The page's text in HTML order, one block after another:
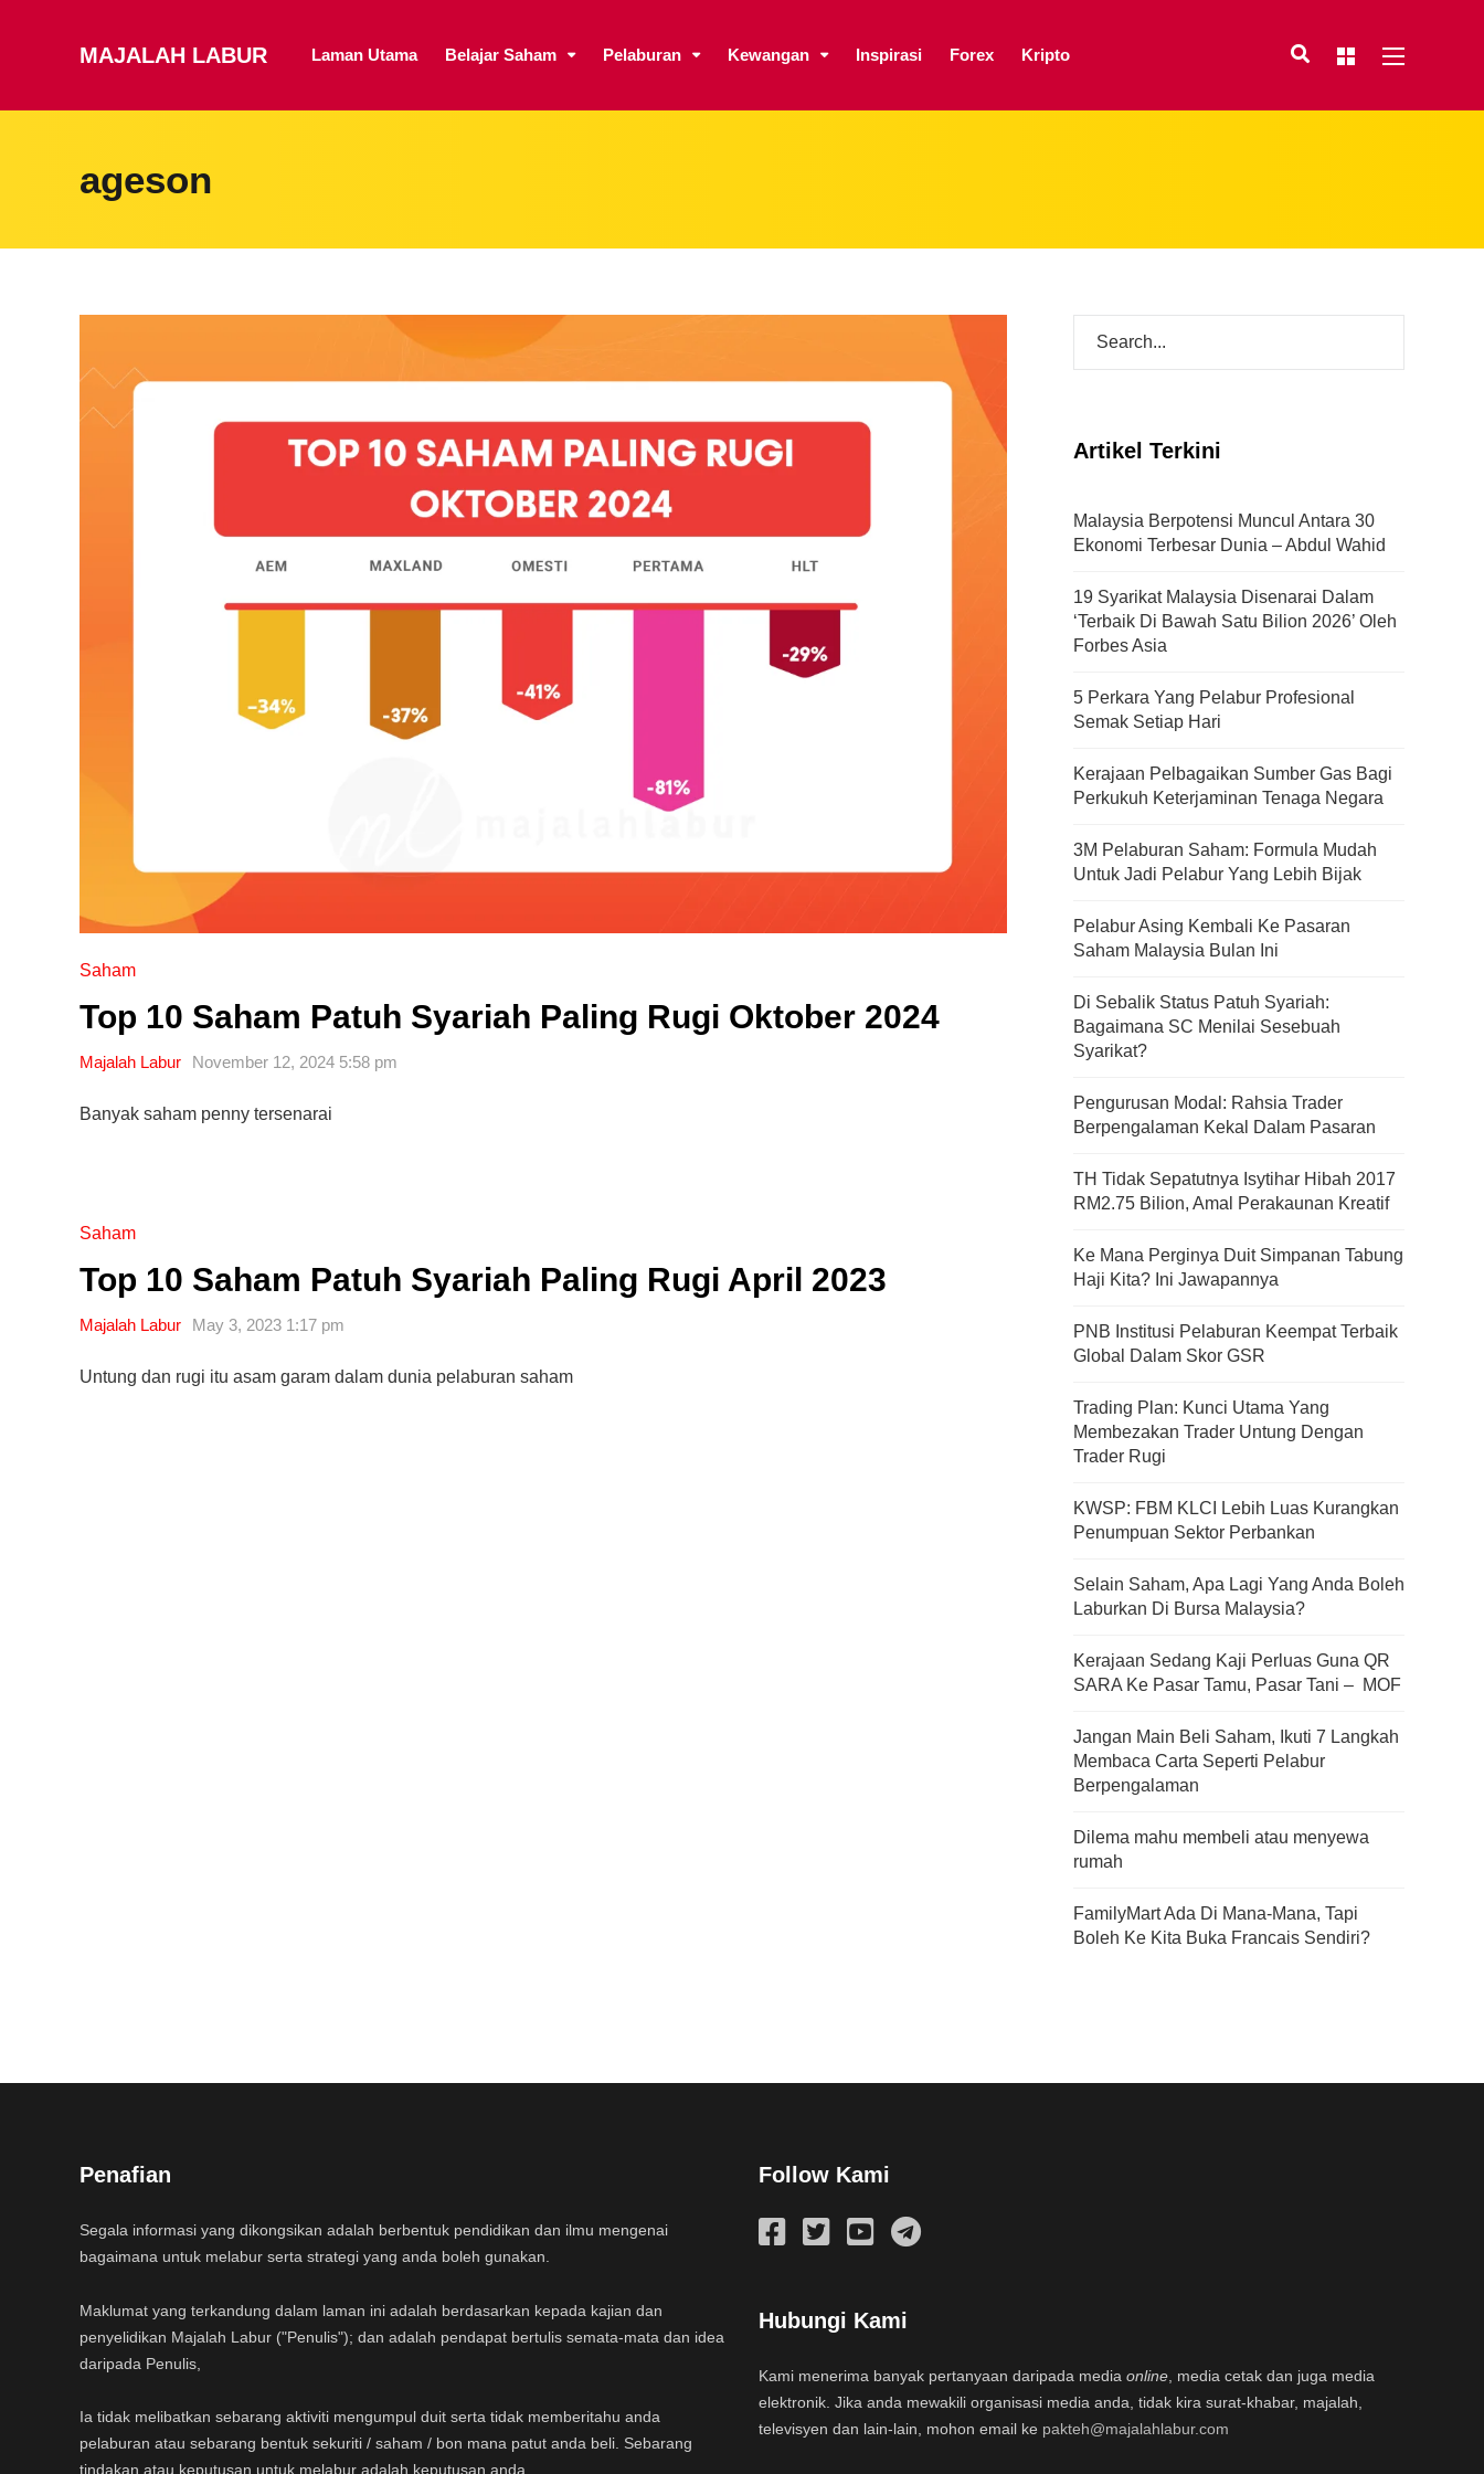
MAJALAH LABUR Laman Utama Belajar Saham Pelaburan Kewangan Inspirasi Forex Kripto
ageson
Saham
Top 10 Saham Patuh Syariah Paling Rugi Oktober 2024
Majalah Labur November 12, 2024 5:58 pm
Banyak saham penny tersenarai
Saham
Top 10 Saham Patuh Syariah Paling Rugi April 2023
Majalah Labur May 3, 2023 1:17 pm
Untung dan rugi itu asam garam dalam dunia pelaburan saham
Artikel Terkini
Malaysia Berpotensi Muncul Antara 30
Ekonomi Terbesar Dunia – Abdul Wahid
19 Syarikat Malaysia Disenarai Dalam
‘Terbaik Di Bawah Satu Bilion 2026’ Oleh
Forbes Asia
5 Perkara Yang Pelabur Profesional
Semak Setiap Hari
Kerajaan Pelbagaikan Sumber Gas Bagi
Perkukuh Keterjaminan Tenaga Negara
3M Pelaburan Saham: Formula Mudah
Untuk Jadi Pelabur Yang Lebih Bijak
Pelabur Asing Kembali Ke Pasaran
Saham Malaysia Bulan Ini
Di Sebalik Status Patuh Syariah:
Bagaimana SC Menilai Sesebuah
Syarikat?
Pengurusan Modal: Rahsia Trader
Berpengalaman Kekal Dalam Pasaran
TH Tidak Sepatutnya Isytihar Hibah 2017
RM2.75 Bilion, Amal Perakaunan Kreatif
Ke Mana Perginya Duit Simpanan Tabung
Haji Kita? Ini Jawapannya
PNB Institusi Pelaburan Keempat Terbaik
Global Dalam Skor GSR
Trading Plan: Kunci Utama Yang
Membezakan Trader Untung Dengan
Trader Rugi
KWSP: FBM KLCI Lebih Luas Kurangkan
Penumpuan Sektor Perbankan
Selain Saham, Apa Lagi Yang Anda Boleh
Laburkan Di Bursa Malaysia?
Kerajaan Sedang Kaji Perluas Guna QR
SARA Ke Pasar Tamu, Pasar Tani – MOF
Jangan Main Beli Saham, Ikuti 7 Langkah
Membaca Carta Seperti Pelabur
Berpengalaman
Dilema mahu membeli atau menyewa
rumah
FamilyMart Ada Di Mana-Mana, Tapi
Boleh Ke Kita Buka Francais Sendiri?
Penafian
Segala informasi yang dikongsikan adalah berbentuk pendidikan dan ilmu mengenai
bagaimana untuk melabur serta strategi yang anda boleh gunakan.
Maklumat yang terkandung dalam laman ini adalah berdasarkan kepada kajian dan
penyelidikan Majalah Labur ("Penulis"); dan adalah pendapat bertulis semata-mata dan idea
daripada Penulis,
Ia tidak melibatkan sebarang aktiviti mengumpul duit serta tidak memberitahu anda
pelaburan atau sebarang bentuk sekuriti / saham / bon mana patut anda beli. Sebarang
tindakan atau keputusan untuk melabur adalah keputusan anda.
Follow Kami
Hubungi Kami
Kami menerima banyak pertanyaan daripada media online , media cetak dan juga media
elektronik. Jika anda mewakili organisasi media anda, tidak kira surat-khabar, majalah,
televisyen dan lain-lain, mohon email ke pakteh@majalahlabur.com
Editor Picks
Kenali Franchisee Disebalik
Family Mart
Yang Selalu Sifu Saham Sebut
Tu?